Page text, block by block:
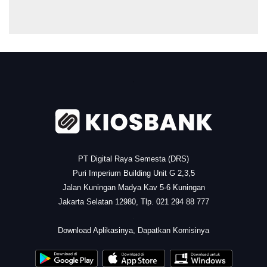
PT Digital Raya Semesta (DRS)
Puri Imperium Building Unit G 2,3,5
Jalan Kuningan Madya Kav 5-6 Kuningan
Jakarta Selatan 12980, Tlp. 021 294 88 777
Download Aplikasinya, Dapatkan Komisinya